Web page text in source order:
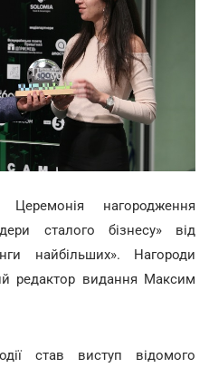
нагородження
сталого бізнесу» від
найбільших». Нагороди
редактор видання Максим
став виступ відомого